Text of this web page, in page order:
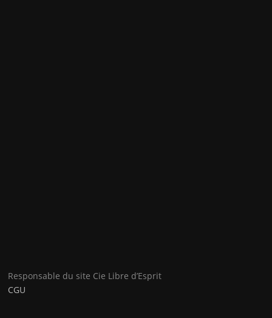
Responsable du site Cie Libre d’Esprit
CGU